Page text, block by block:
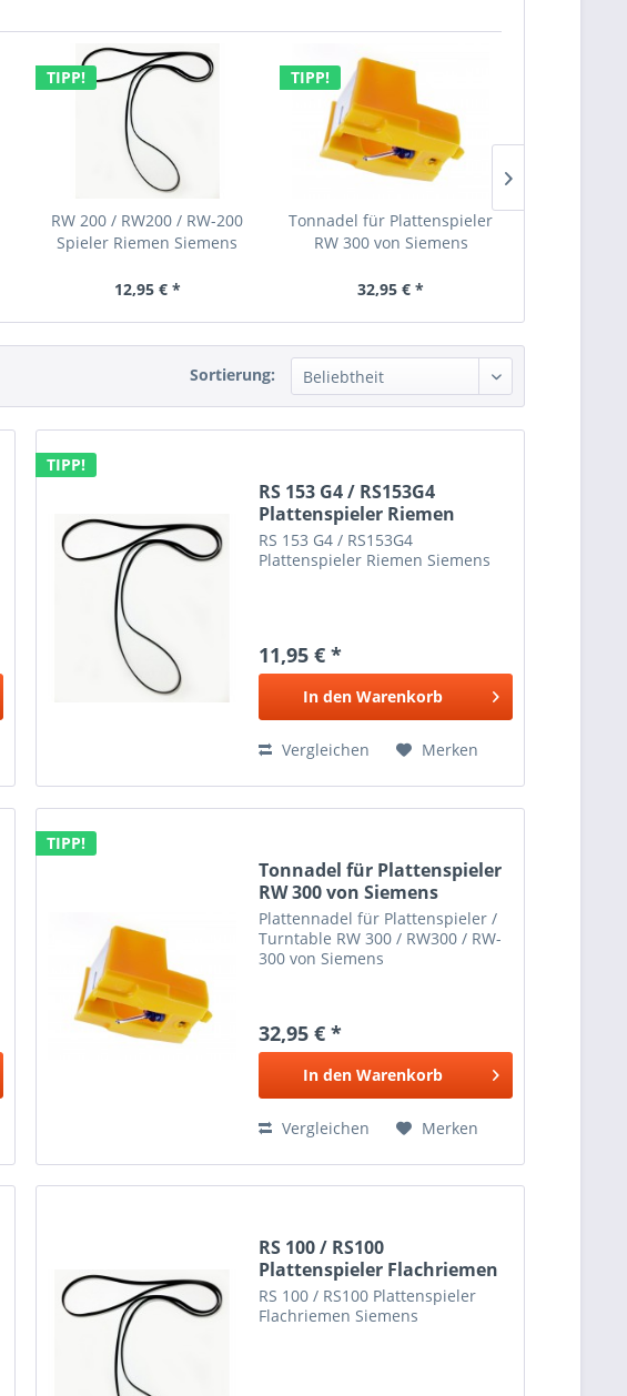
TIPP!
RW 200 / RW200 / RW-200
Spieler Riemen Siemens
12,95 € *
TIPP!
Tonnadel für Plattenspieler
RW 300 von Siemens
32,95 € *
Sortierung:
TIPP!
RS 153 G4 / RS153G4
Plattenspieler Riemen
Siemens
RS 153 G4 / RS153G4
Plattenspieler Riemen Siemens
11,95 € *
In den Warenkorb
Vergleichen Merken
TIPP!
Tonnadel für Plattenspieler
RW 300 von Siemens
Plattennadel für Plattenspieler /
Turntable RW 300 / RW300 / RW-
300 von Siemens
32,95 € *
In den Warenkorb
Vergleichen Merken
RS 100 / RS100
Plattenspieler Flachriemen
Siemens
RS 100 / RS100 Plattenspieler
Flachriemen Siemens